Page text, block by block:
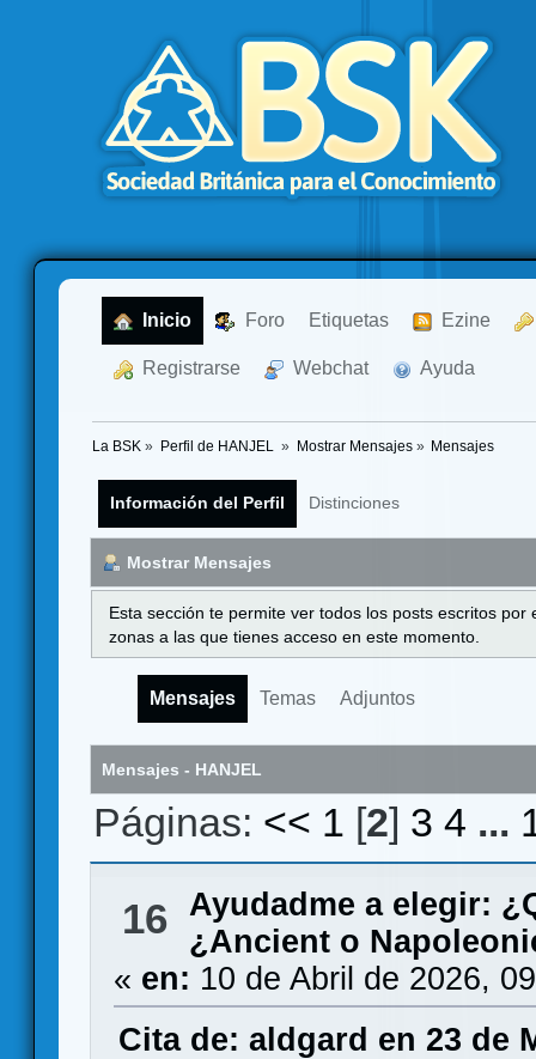
Inicio Foro Etiquetas Ezine
Registrarse Webchat Ayuda
La BSK » Perfil de HANJEL » Mostrar Mensajes» Mensajes
Información del Perfil Distinciones
Mostrar Mensajes
Esta sección te permite ver todos los posts escritos
zonas a las que tienes acceso en este momento.
Mensajes Temas Adjuntos
Mensajes - HANJEL
Páginas: << 1 [2] 3 4 ...
16 Ayudadme a elegir:
¿Ancient o
« en: 10 de Abril de 2026,
Cita de: aldgard en 23 de